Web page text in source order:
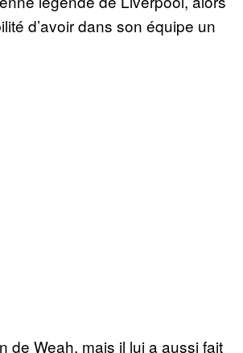
d’avoir dans son équipe un
de Weah, mais il lui a aussi fait